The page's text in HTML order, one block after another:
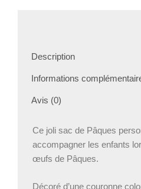
enfant
prénom
–
chasse
–
Sac
jute
enfant
Description
Informations
Avis (0)
Ce joli sac de Pâques
accompagner les enfants
œufs de Pâques.
Décoré d’une couronne